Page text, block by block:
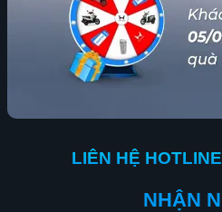
LIÊN HỆ
NHẬN